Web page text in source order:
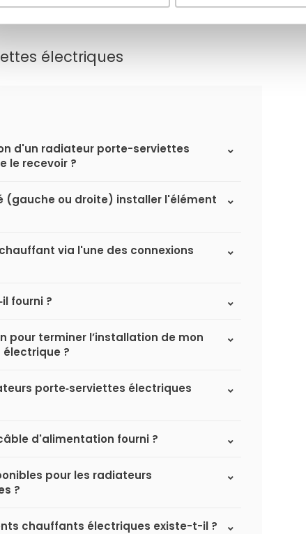
électriques
d'un radiateur porte-serviettes
le recevoir ?
(gauche ou droite) installer l'élément
via l'une des connexions
fourni ?
pour terminer l’installation de mon
?
porte‑serviettes électriques
d'alimentation fourni ?
pour les radiateurs
?
chauffants électriques existe-t-il ?